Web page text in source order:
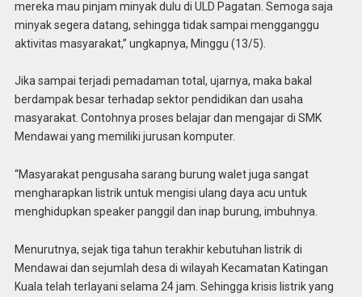
mereka mau pinjam minyak dulu di ULD Pagatan. Semoga saja
minyak segera datang, sehingga tidak sampai mengganggu
aktivitas masyarakat,” ungkapnya, Minggu (13/5).
Jika sampai terjadi pemadaman total, ujarnya, maka bakal
berdampak besar terhadap sektor pendidikan dan usaha
masyarakat. Contohnya proses belajar dan mengajar di SMK
Mendawai yang memiliki jurusan komputer.
“Masyarakat pengusaha sarang burung walet juga sangat
mengharapkan listrik untuk mengisi ulang daya acu untuk
menghidupkan speaker panggil dan inap burung, imbuhnya.
Menurutnya, sejak tiga tahun terakhir kebutuhan listrik di
Mendawai dan sejumlah desa di wilayah Kecamatan Katingan
Kuala telah terlayani selama 24 jam. Sehingga krisis listrik yang